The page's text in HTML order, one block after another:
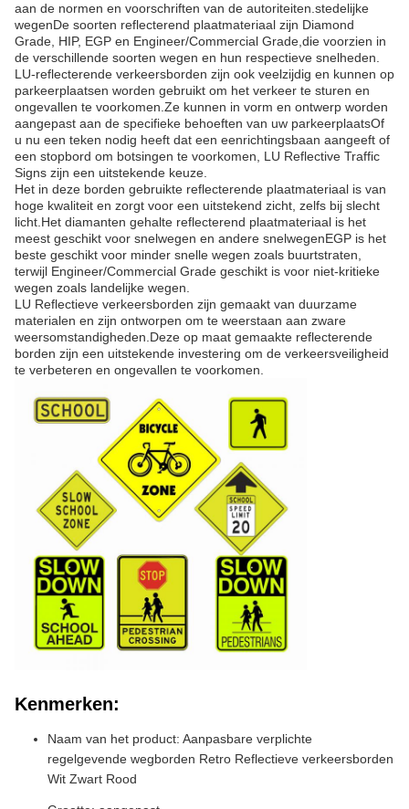
aan de normen en voorschriften van de autoriteiten.stedelijke
wegenDe soorten reflecterend plaatmateriaal zijn Diamond
Grade, HIP, EGP en Engineer/Commercial Grade,die voorzien in
de verschillende soorten wegen en hun respectieve snelheden.
LU-reflecterende verkeersborden zijn ook veelzijdig en kunnen op
parkeerplaatsen worden gebruikt om het verkeer te sturen en
ongevallen te voorkomen.Ze kunnen in vorm en ontwerp worden
aangepast aan de specifieke behoeften van uw parkeerplaatsOf
u nu een teken nodig heeft dat een eenrichtingsbaan aangeeft of
een stopbord om botsingen te voorkomen, LU Reflective Traffic
Signs zijn een uitstekende keuze.
Het in deze borden gebruikte reflecterende plaatmateriaal is van
hoge kwaliteit en zorgt voor een uitstekend zicht, zelfs bij slecht
licht.Het diamanten gehalte reflecterend plaatmateriaal is het
meest geschikt voor snelwegen en andere snelwegenEGP is het
beste geschikt voor minder snelle wegen zoals buurtstraten,
terwijl Engineer/Commercial Grade geschikt is voor niet-kritieke
wegen zoals landelijke wegen.
LU Reflectieve verkeersborden zijn gemaakt van duurzame
materialen en zijn ontworpen om te weerstaan aan zware
weersomstandigheden.Deze op maat gemaakte reflecterende
borden zijn een uitstekende investering om de verkeersveiligheid
te verbeteren en ongevallen te voorkomen.
Kenmerken:
Naam van het product: Aanpasbare verplichte
regelgevende wegborden Retro Reflectieve verkeersborden
Wit Zwart Rood